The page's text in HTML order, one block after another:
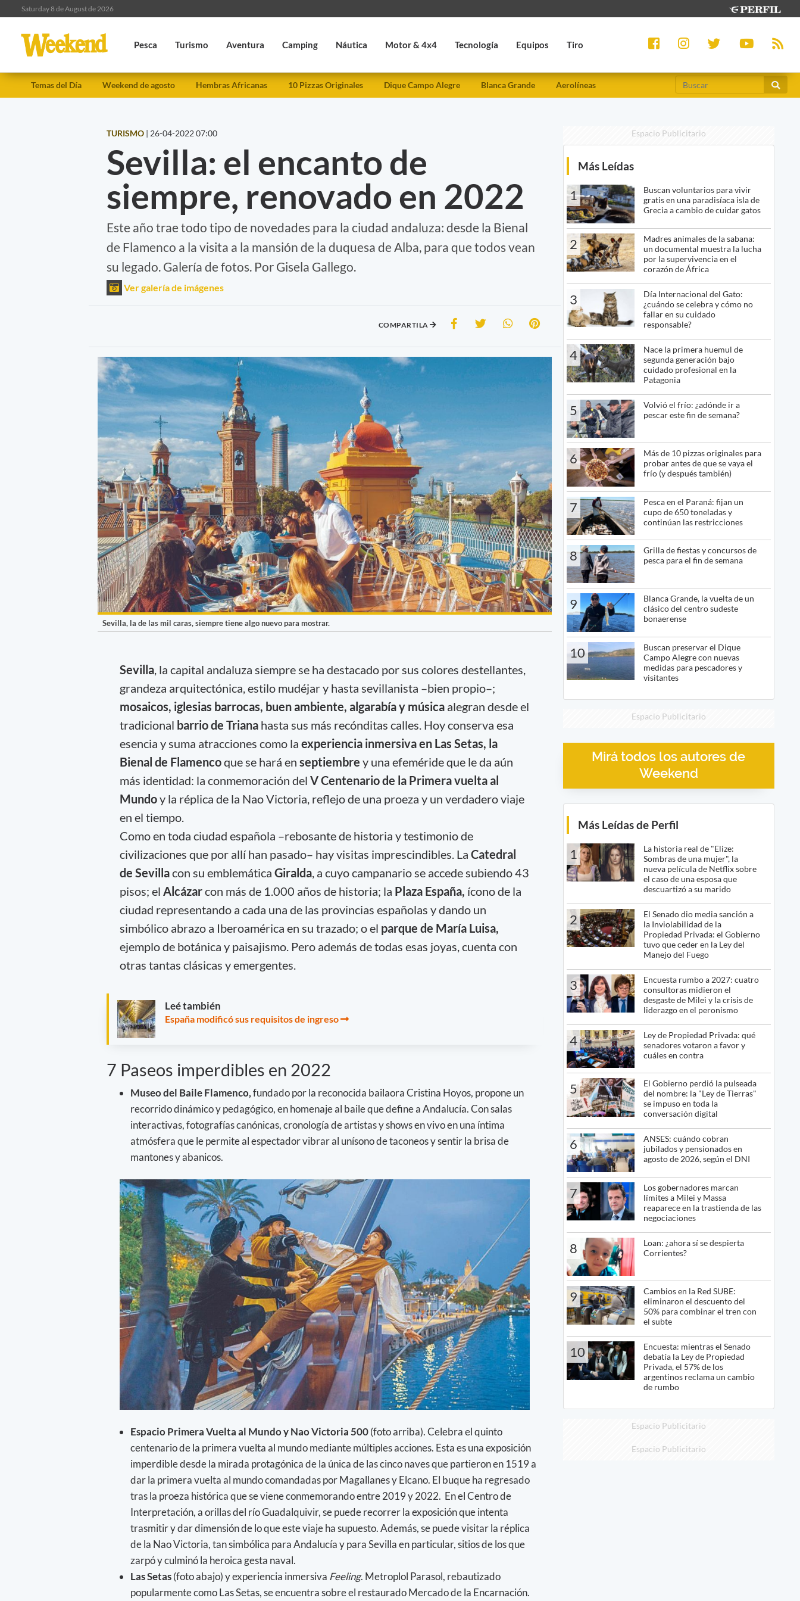
Saturday 8 de August de 2026
Pesca Turismo Aventura Camping Náutica Motor & 4x4 Tecnología Equipos Tiro
Temas del Día Weekend de agosto Hembras Africanas 10 Pizzas Originales Dique Campo Alegre Blanca Grande Aerolíneas
TURISMO | 26-04-2022 07:00
Sevilla: el encanto de
siempre, renovado en 2022
Este año trae todo tipo de novedades para la ciudad andaluza: desde la Bienal
de Flamenco a la visita a la mansión de la duquesa de Alba, para que todos vean
su legado. Galería de fotos. Por Gisela Gallego.
Ver galería de imágenes
COMPARTILA
Sevilla, la de las mil caras, siempre tiene algo nuevo para mostrar.
Sevilla, la capital andaluza siempre se ha destacado por sus colores destellantes,
grandeza arquitectónica, estilo mudéjar y hasta sevillanista –bien propio–;
mosaicos, iglesias barrocas, buen ambiente, algarabía y música alegran desde el
tradicional barrio de Trianahasta sus más recónditas calles. Hoy conserva esa
esencia y suma atracciones como la experiencia inmersiva en Las Setas, la
Bienal de Flamencoque se hará en septiembre y una efeméride que le da aún
más identidad: la conmemoración del V Centenario de la Primera vuelta al
Mundoy la réplica de la Nao Victoria, reflejo de una proeza y un verdadero viaje
en el tiempo.
Como en toda ciudad española –rebosante de historia y testimonio de
civilizaciones que por allí han pasado– hay visitas imprescindibles. La Catedral
de Sevillacon su emblemática Giralda, a cuyo campanario se accede subiendo 43
pisos; el Alcázarcon más de 1.000 años de historia; la Plaza España, ícono de la
ciudad representando a cada una de las provincias españolas y dando un
simbólico abrazo a Iberoamérica en su trazado; o el parque de María Luisa,
ejemplo de botánica y paisajismo. Pero además de todas esas joyas, cuenta con
otras tantas clásicas y emergentes.
Leé también
España modificó sus requisitos de ingreso
7 Paseos imperdibles en 2022
Museo del Baile Flamenco,fundado por la reconocida bailaora Cristina Hoyos, propone un
recorrido dinámico y pedagógico, en homenaje al baile que define a Andalucía. Con salas
interactivas, fotografías canónicas, cronología de artistas y shows en vivo en una íntima
atmósfera que le permite al espectador vibrar al unísono de taconeos y sentir la brisa de
mantones y abanicos.
Espacio Primera Vuelta al Mundo y Nao Victoria 500(foto arriba). Celebra el quinto
centenario de la primera vuelta al mundo mediante múltiples acciones. Esta es una exposición
imperdible desde la mirada protagónica de la única de las cinco naves que partieron en 1519 a
dar la primera vuelta al mundo comandadas por Magallanes y Elcano. El buque ha regresado
tras la proeza histórica que se viene conmemorando entre 2019 y 2022. En el Centro de
Interpretación, a orillas del río Guadalquivir, se puede recorrer la exposición que intenta
trasmitir y dar dimensión de lo que este viaje ha supuesto. Además, se puede visitar la réplica
de la Nao Victoria, tan simbólica para Andalucía y para Sevilla en particular, sitios de los que
zarpó y culminó la heroica gesta naval.
Las Setas(foto abajo) y experiencia inmersiva Feeling. Metroplol Parasol, rebautizado
popularmente como Las Setas, se encuentra sobre el restaurado Mercado de la Encarnación.
Espacio Publicitario
Más Leídas
1
Buscan voluntarios para vivir
gratis en una paradisíaca isla de
Grecia a cambio de cuidar gatos
2
Madres animales de la sabana:
un documental muestra la lucha
por la supervivencia en el
corazón de África
3
Día Internacional del Gato:
¿cuándo se celebra y cómo no
fallar en su cuidado
responsable?
4
Nace la primera huemul de
segunda generación bajo
cuidado profesional en la
Patagonia
5
Volvió el frío: ¿adónde ir a
pescar este fin de semana?
6
Más de 10 pizzas originales para
probar antes de que se vaya el
frío (y después también)
7
Pesca en el Paraná: fijan un
cupo de 650 toneladas y
continúan las restricciones
8
Grilla de fiestas y concursos de
pesca para el fin de semana
9
Blanca Grande, la vuelta de un
clásico del centro sudeste
bonaerense
10
Buscan preservar el Dique
Campo Alegre con nuevas
medidas para pescadores y
visitantes
Espacio Publicitario
Mirá todos los autores de
Weekend
Más Leídas de Perfil
1
La historia real de "Elize:
Sombras de una mujer", la
nueva película de Netflix sobre
el caso de una esposa que
descuartizó a su marido
2
El Senado dio media sanción a
la Inviolabilidad de la
Propiedad Privada: el Gobierno
tuvo que ceder en la Ley del
Manejo del Fuego
3
Encuesta rumbo a 2027: cuatro
consultoras midieron el
desgaste de Milei y la crisis de
liderazgo en el peronismo
4
Ley de Propiedad Privada: qué
senadores votaron a favor y
cuáles en contra
5
El Gobierno perdió la pulseada
del nombre: la "Ley de Tierras"
se impuso en toda la
conversación digital
6
ANSES: cuándo cobran
jubilados y pensionados en
agosto de 2026, según el DNI
7
Los gobernadores marcan
límites a Milei y Massa
reaparece en la trastienda de las
negociaciones
8
Loan: ¿ahora sí se despierta
Corrientes?
9
Cambios en la Red SUBE:
eliminaron el descuento del
50% para combinar el tren con
el subte
10
Encuesta: mientras el Senado
debatía la Ley de Propiedad
Privada, el 57% de los
argentinos reclama un cambio
de rumbo
Espacio Publicitario
Espacio Publicitario